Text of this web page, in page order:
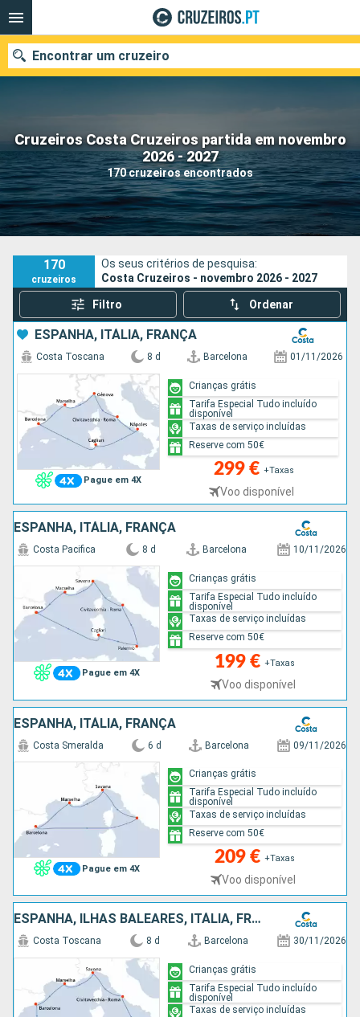
Cruzeiros Costa Cruzeiros partida em novembro
2026 - 2027
170 cruzeiros encontrados
Encontrar um cruzeiro
Quando ir?
Data de partida
Portos Companhias
Pesquisar
170
cruzeiros
Os seus critérios de pesquisa:
Costa Cruzeiros - novembro 2026 - 2027
Filtro Ordenar
ESPANHA, ITÁLIA, FRANÇA
Pague em 4X
Costa Toscana 8 d Barcelona 01/11/2026
299 € +Taxas
Voo disponível
Crianças grátis
Tarifa Especial Tudo incluído
disponível
Taxas de serviço incluídas
Reserve com 50€
ESPANHA, ITÁLIA, FRANÇA
Pague em 4X
Costa Pacifica 8 d Barcelona 10/11/2026
199 € +Taxas
Voo disponível
Crianças grátis
Tarifa Especial Tudo incluído
disponível
Taxas de serviço incluídas
Reserve com 50€
ESPANHA, ITÁLIA, FRANÇA
Pague em 4X
Costa Smeralda 6 d Barcelona 09/11/2026
209 € +Taxas
Voo disponível
Crianças grátis
Tarifa Especial Tudo incluído
disponível
Taxas de serviço incluídas
Reserve com 50€
ESPANHA, ILHAS BALEARES, ITÁLIA, FRANÇA
Costa Toscana 8 d Barcelona 30/11/2026
Crianças grátis
Tarifa Especial Tudo incluído
disponível
Taxas de serviço incluídas